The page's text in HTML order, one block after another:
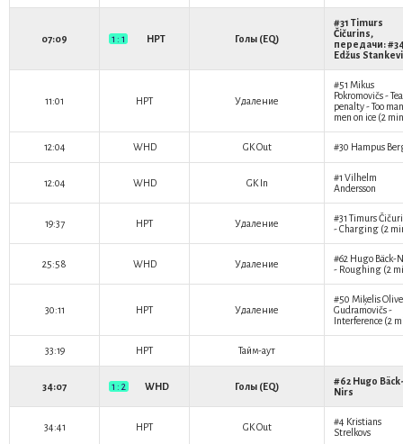
07:09 1 : 1 HPT Голы (EQ)
#31 Timurs
Čičurins,
передачи:
Edžus
11:01 HPT Удаление
#51 Mikus
Pokromovičs-
penalty - Too
men on ice (2
12:04 WHD GK Out #30 Hampus
12:04 WHD GK In #1 Vilhelm
Andersson
19:37 HPT Удаление #31 Timurs
- Charging (2
25:58 WHD Удаление #62 Hugo Bäck-
- Roughing (2
30:11 HPT Удаление
#50 Miķelis
Gudramovičs-
Interference (2
33:19 HPT Тайм-аут
34:07 1 : 2 WHD Голы (EQ) #62 Hugo Bäck-
Nirs
34:41 HPT GK Out #4 Kristians
Strelkovs